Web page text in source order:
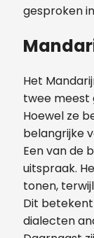
gesproken
Het
twee meest
Hoewel ze
belangrijke
Een van de
uitspraak.
tonen,
Dit
dialecten